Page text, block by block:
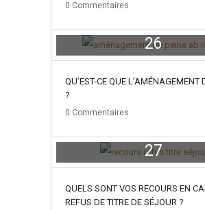
0 Commentaires
26
mars
QU’EST-CE QUE L’AMÉNAGEMENT
?
0 Commentaires
27
juillet
QUELS SONT VOS RECOURS EN
REFUS DE TITRE DE SÉJOUR ?